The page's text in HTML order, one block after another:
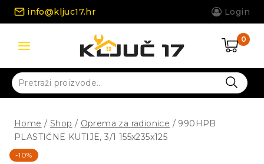
Skip
info@kljuc17.hr Login
0
Pretraži:
Home / Shop / Oprema za radionice / 990HPB
PLASTIČNE KUTIJE, 3/1 155x235x125
-10%